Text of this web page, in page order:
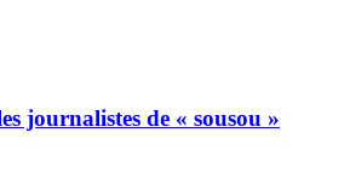
journalistes de « sousou »